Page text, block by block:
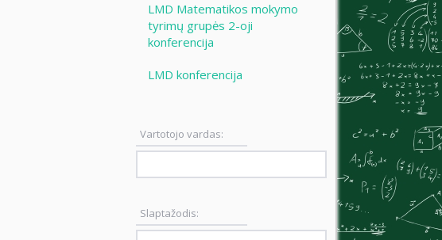
LMD Matematikos mokymo
tyrimų grupės 2-oji
konferencija
LMD konferencija
Vartotojo vardas:
Slaptažodis: